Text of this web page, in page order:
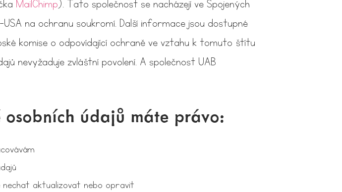
MailChimp). Tato společnost se nacházejí ve Spojených
na ochranu soukromí. Další informace jsou dostupné
komise o odpovídající ochraně ve vztahu k tomuto štítu
nevyžaduje zvláštní povolení. A společnost UAB
údajů máte právo:
aktualizovat nebo opravit